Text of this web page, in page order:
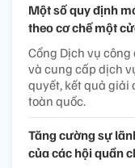
Một số quy định
theo cơ chế một
Cổng Dịch vụ
và cung cấp dịch
quyết, kết quả
toàn quốc.
Tăng cường sự
của các hội quần